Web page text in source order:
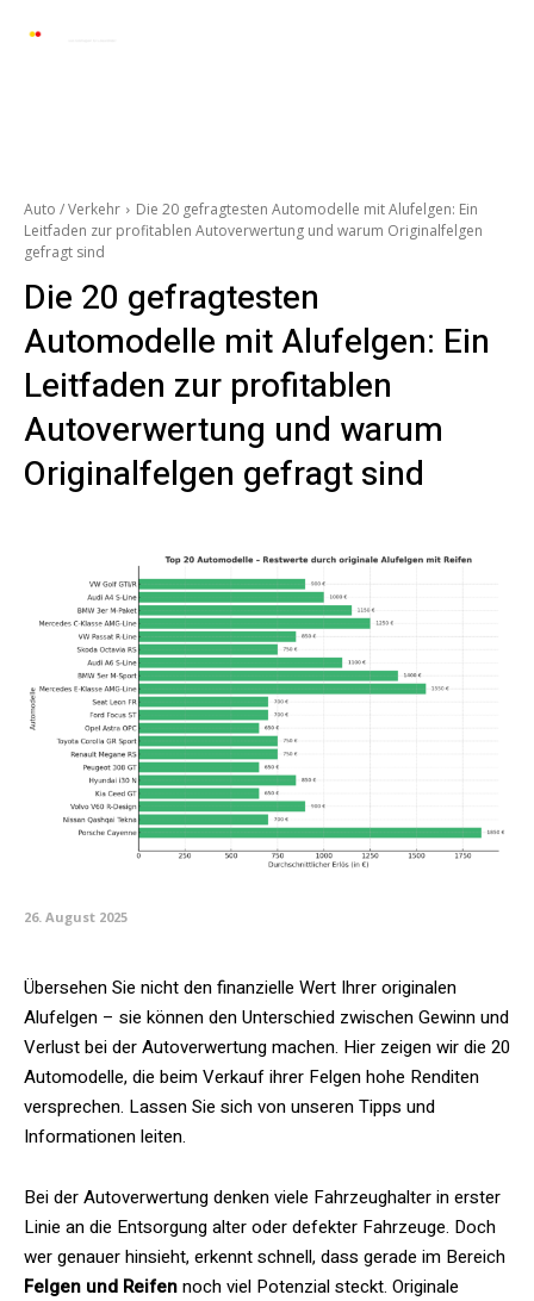
Auto / Verkehr
Die 20 gefragtesten Automodelle mit Alufelgen: Ein
Leitfaden zur profitablen Autoverwertung und warum Originalfelgen
gefragt sind
Die 20 gefragtesten
Automodelle mit Alufelgen: Ein
Leitfaden zur profitablen
Autoverwertung und warum
Originalfelgen gefragt sind
26. August 2025
Übersehen Sie nicht den finanzielle Wert Ihrer originalen
Alufelgen – sie können den Unterschied zwischen Gewinn und
Verlust bei der Autoverwertung machen. Hier zeigen wir die 20
Automodelle, die beim Verkauf ihrer Felgen hohe Renditen
versprechen. Lassen Sie sich von unseren Tipps und
Informationen leiten.
Bei der Autoverwertung denken viele Fahrzeughalter in erster
Linie an die Entsorgung alter oder defekter Fahrzeuge. Doch
wer genauer hinsieht, erkennt schnell, dass gerade im Bereich
Felgen und Reifennoch viel Potenzial steckt. Originale